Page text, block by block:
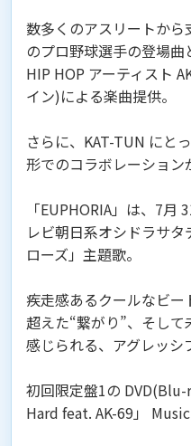
数多くのアスリートか
のプロ野球選手の登場曲
HIP HOP アーティスト
イン)による楽曲提供。
さらに、KAT-TUN にと
形でのコラボレーション
「EUPHORIA」は、7
レビ朝日系オシドラサ
ローズ」主題歌。
疾走感あるクールなビ
超えた“繋がり”、そし
感じられる、アグレッシ
初回限定盤1の
Hard feat. AK-69」